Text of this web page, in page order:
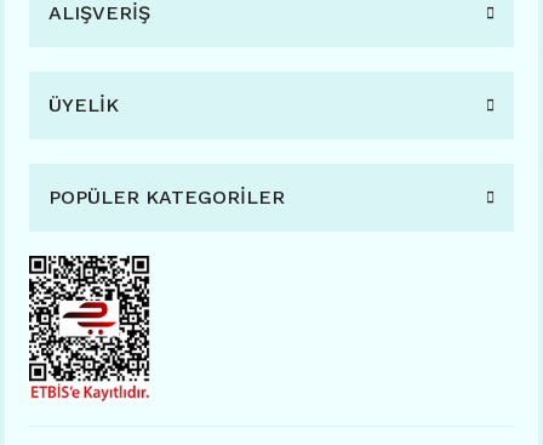
ALIŞVERİŞ
ÜYELİK
POPÜLER KATEGORİLER